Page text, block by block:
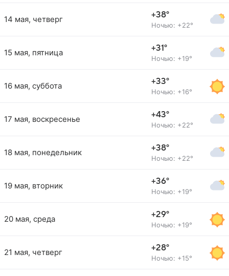
14 мая, четверг +38°
Ночью: +22°
15 мая, пятница +31°
Ночью: +19°
16 мая, суббота +33°
Ночью: +16°
17 мая, воскресенье +43°
Ночью: +22°
18 мая, понедельник +38°
Ночью: +22°
19 мая, вторник +36°
Ночью: +19°
20 мая, среда +29°
Ночью: +19°
21 мая, четверг +28°
Ночью: +15°